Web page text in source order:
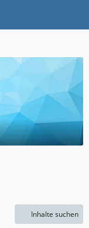
Inhalte suchen